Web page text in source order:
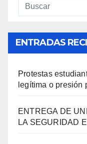
ENTRADAS
Protestas
legítima o presión
ENTREGA DE
LA SEGURIDAD